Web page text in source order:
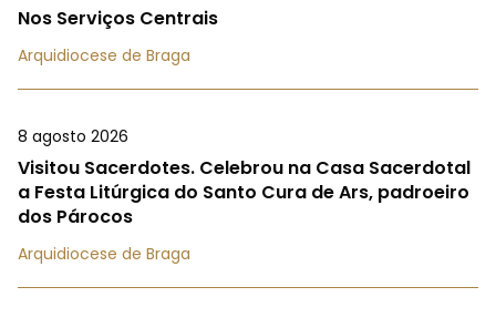
Nos Serviços Centrais
Arquidiocese de Braga
8 agosto 2026
Visitou Sacerdotes. Celebrou na Casa Sacerdotal
a Festa Litúrgica do Santo Cura de Ars, padroeiro
dos Párocos
Arquidiocese de Braga